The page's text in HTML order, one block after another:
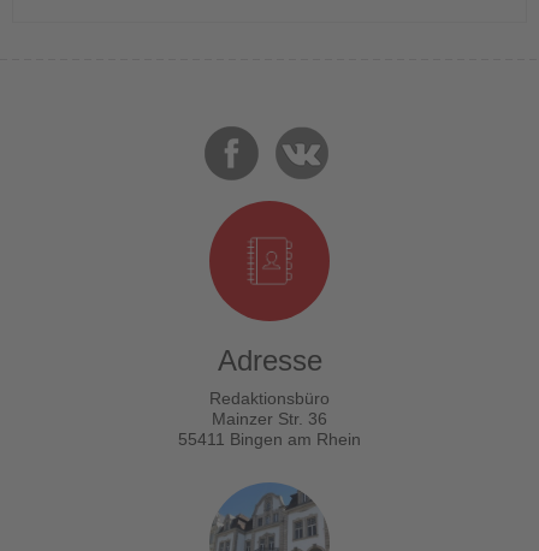
Adresse
Redaktionsbüro
Mainzer Str. 36
55411 Bingen am Rhein